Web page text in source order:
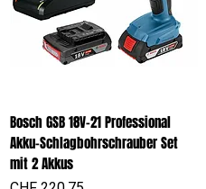
Bosch GSB 18V-21 Professional
Akku-Schlagbohrschrauber Set
mit 2 Akkus